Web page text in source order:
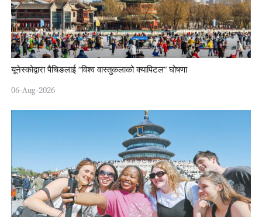
यूनेस्कोद्वारा पैचिङलाई “विश्व वास्तुकलाको क्यापिटल” घोषणा
06-Aug-2026